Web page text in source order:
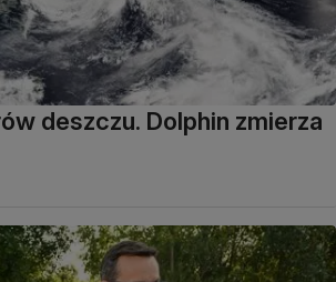
deszczu. Dolphin zmierza